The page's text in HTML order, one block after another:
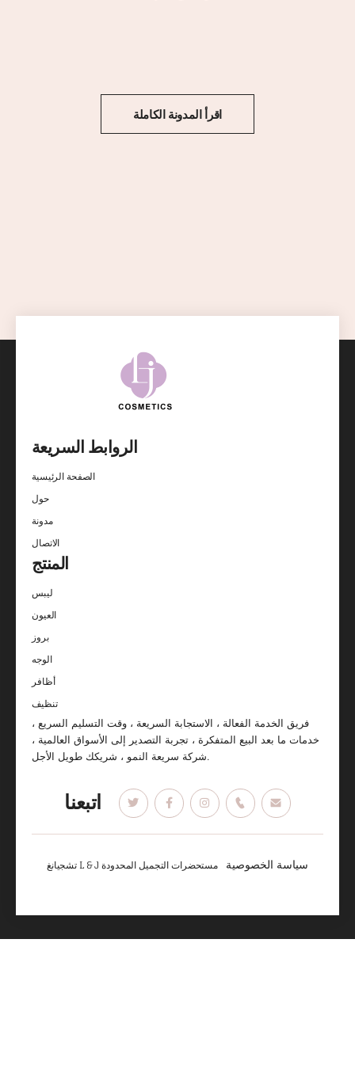
اقرأ المدونة الكاملة
الروابط السريعة
الصفحة الرئيسية
حول
مدونة
الاتصال
المنتج
ليبس
العيون
بروز
الوجه
أظافر
تنظيف
فريق الخدمة الفعالة ، الاستجابة السريعة ، وقت التسليم السريع ،
خدمات ما بعد البيع المتفكرة ، تجربة التصدير إلى الأسواق العالمية ،
شركة سريعة النمو ، شريكك طويل الأجل.
اتبعنا
تشجيانغ L & J مستحضرات التجميل المحدودة سياسة الخصوصية